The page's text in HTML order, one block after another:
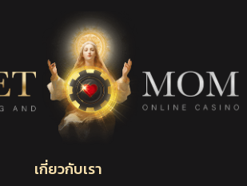
เกี่ยวกับเรา